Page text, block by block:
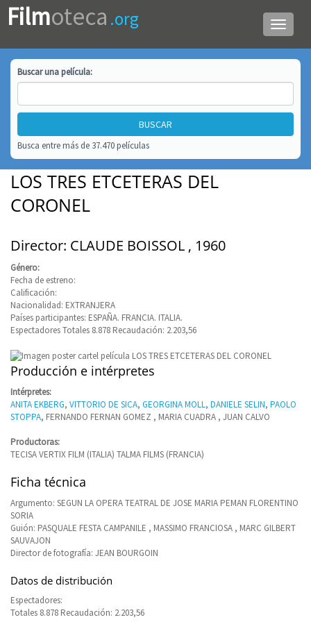
Menú
de
Filmoteca .org
Buscar unapelícula:
Busca entre más de 37.470 películas
LOS TRES ETCETERAS DEL
CORONEL
Director: CLAUDE BOISSOL , 1960
Género:
Fecha de estreno:
Calificación:
Nacionalidad: EXTRANJERA
Países participantes: ESPAÑA. FRANCIA. ITALIA.
Espectadores Totales 8.878 Recaudación: 2.203,56
Producción e intérpretes
Intérpretes:
ANITA EKBERG, VITTORIO DE SICA, GEORGINA MOLL, DANIELE SELIN, PAOLO
STOPPA, FERNANDO FERNAN GOMEZ , MARIA CUADRA , JUAN CALVO
Productoras:
TECISA VERTIX FILM (ITALIA) TALMA FILMS (FRANCIA)
Ficha técnica
Argumento: SEGUN LA OPERA TEATRAL DE JOSE MARIA PEMAN FLORENTINO
SORIA
Guión: PASQUALE FESTA CAMPANILE , MASSIMO FRANCIOSA , MARC GILBERT
SAUVAJON
Director de fotografía: JEAN BOURGOIN
Datos de distribución
Espectadores:
Totales 8.878 Recaudación: 2.203,56